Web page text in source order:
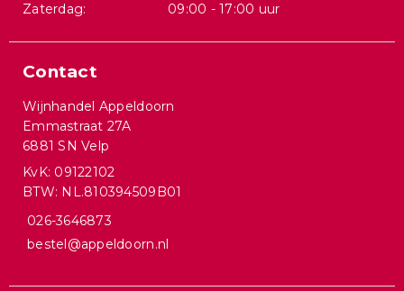
Zaterdag:
09:00 - 17:00 uur
Contact
Wijnhandel Appeldoorn
Emmastraat 27A
6881 SN Velp
KvK: 09122102
BTW: NL.810394509B01
026-3646873
bestel@appeldoorn.nl